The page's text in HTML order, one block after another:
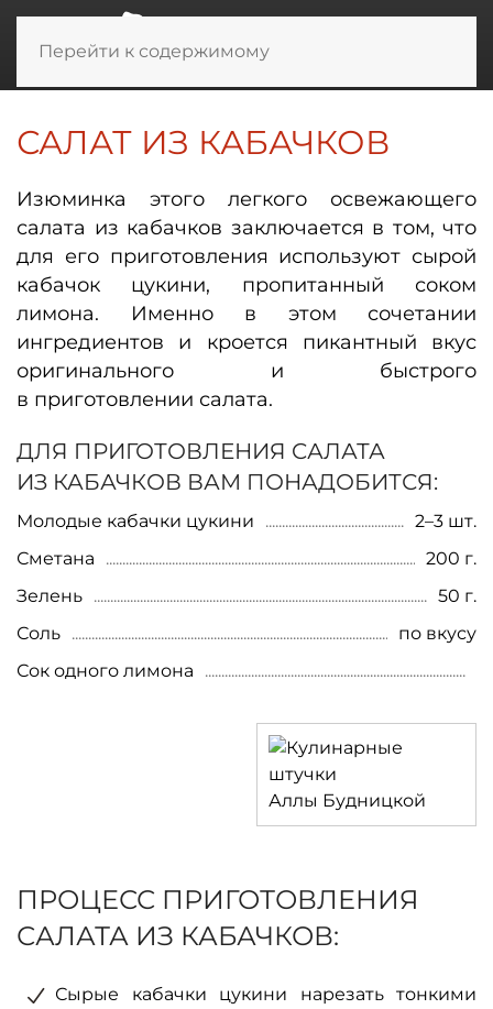
Перейти к содержимому
САЛАТ ИЗ КАБАЧКОВ
Изюминка этого легкого освежающего
салата из кабачков заключается в том, что
для его приготовления используют сырой
кабачок цукини, пропитанный соком
лимона. Именно в этом сочетании
ингредиентов и кроется пикантный вкус
оригинального и быстрого
в приготовлении салата.
ДЛЯ ПРИГОТОВЛЕНИЯ CАЛАТА
ИЗ КАБАЧКОВ ВАМ ПОНАДОБИТСЯ:
Молодые кабачки цукини
2–3 шт.
Сметана
200 г.
Зелень
50 г.
Соль
по вкусу
Сок одного лимона
ПРОЦЕСС ПРИГОТОВЛЕНИЯ
САЛАТА ИЗ КАБАЧКОВ:
Сырые кабачки цукини нарезать тонкими